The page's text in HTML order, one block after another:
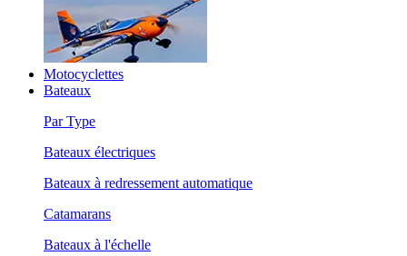
Motocyclettes
Bateaux
Par Type
Bateaux électriques
Bateaux à redressement automatique
Catamarans
Bateaux à l'échelle